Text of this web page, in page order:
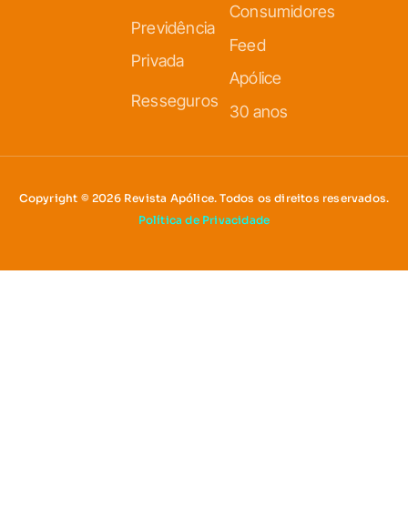
Previdência
Privada
Resseguros
Consumidores
Feed
Apólice
30 anos
Copyright © 2026 Revista Apólice. Todos os direitos reservados.
Política de Privacidade